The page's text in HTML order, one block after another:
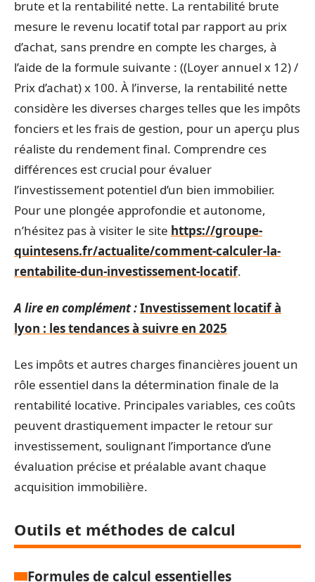
brute et la rentabilité nette. La rentabilité brute
mesure le revenu locatif total par rapport au prix
d’achat, sans prendre en compte les charges, à
l’aide de la formule suivante : ((Loyer annuel x 12) /
Prix d’achat) x 100. À l’inverse, la rentabilité nette
considère les diverses charges telles que les impôts
fonciers et les frais de gestion, pour un aperçu plus
réaliste du rendement final. Comprendre ces
différences est crucial pour évaluer
l’investissement potentiel d’un bien immobilier.
Pour une plongée approfondie et autonome,
n’hésitez pas à visiter le site https://groupe-
quintesens.fr/actualite/comment-calculer-la-
rentabilite-dun-investissement-locatif.
A lire en complément :Investissement locatif à
lyon : les tendances à suivre en 2025
Les impôts et autres charges financières jouent un
rôle essentiel dans la détermination finale de la
rentabilité locative. Principales variables, ces coûts
peuvent drastiquement impacter le retour sur
investissement, soulignant l’importance d’une
évaluation précise et préalable avant chaque
acquisition immobilière.
Outils et méthodes de calcul
Formules de calcul essentielles